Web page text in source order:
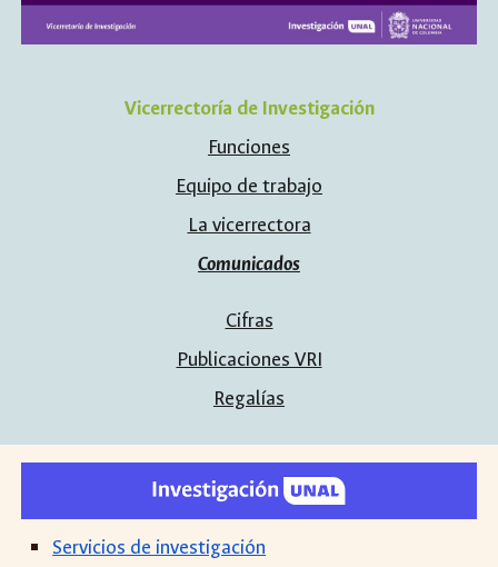
Vicerrectoría de Investigación
Funciones
Equipo de trabajo
La vicerrectora
Comunicados
Cifras
Publicaciones VRI
Regalías
Servicios de investigación